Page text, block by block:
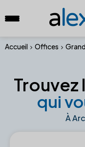
a
Accueil Offices
qui
À